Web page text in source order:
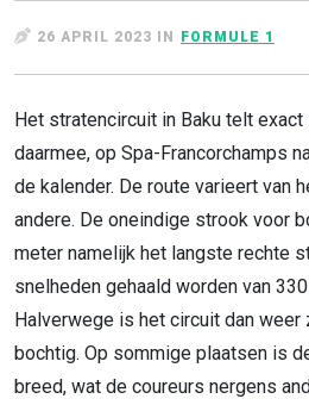
26 APRIL 2023 IN FORMULE 1
Het stratencircuit in Baku telt
daarmee, op Spa-Francorchamps
de kalender. De route varieert van
andere. De oneindige strook voor
meter namelijk het langste rechte
snelheden gehaald worden van
Halverwege is het circuit dan weer
bochtig. Op sommige plaatsen is
breed, wat de coureurs nergens